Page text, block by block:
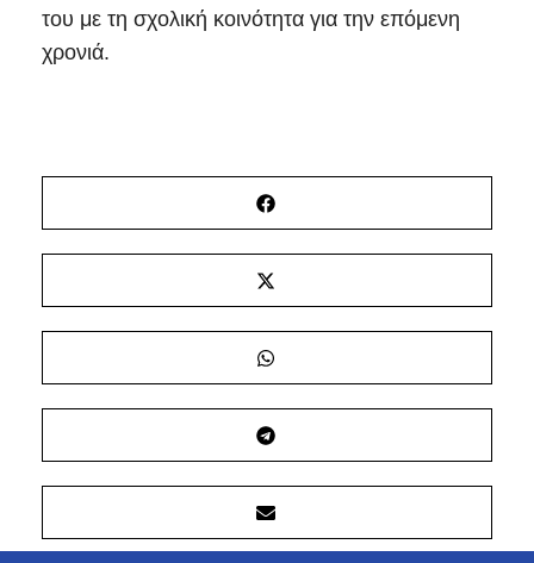
του με τη σχολική κοινότητα για την επόμενη
χρονιά.